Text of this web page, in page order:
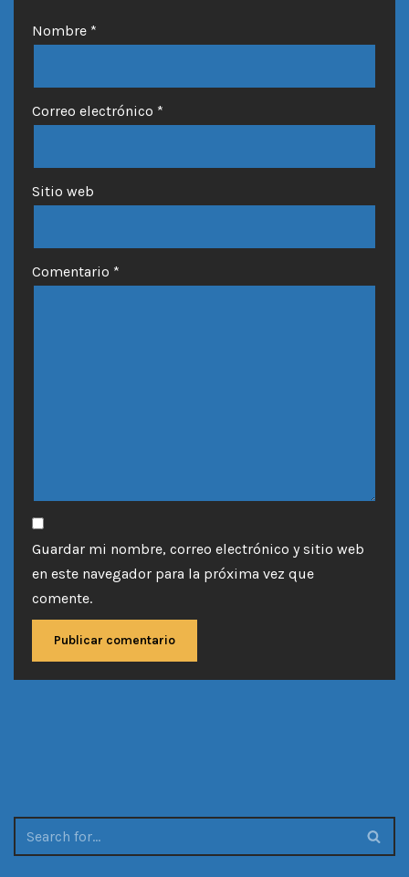
Nombre *
Correo electrónico *
Sitio web
Comentario *
Guardar mi nombre, correo electrónico y sitio web
en este navegador para la próxima vez que
comente.